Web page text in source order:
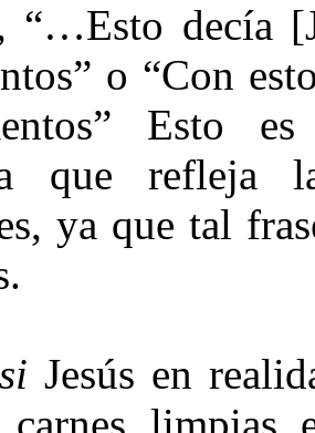
“…Esto decía
o “Con
Esto
que refleja
ya que tal
si Jesús en